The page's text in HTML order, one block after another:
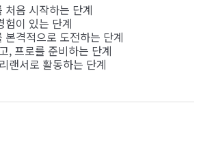
처음 시작하는 단계
험이 있는 단계
본격적으로 도전하는 단계
, 프로를 준비하는 단계
랜서로 활동하는 단계